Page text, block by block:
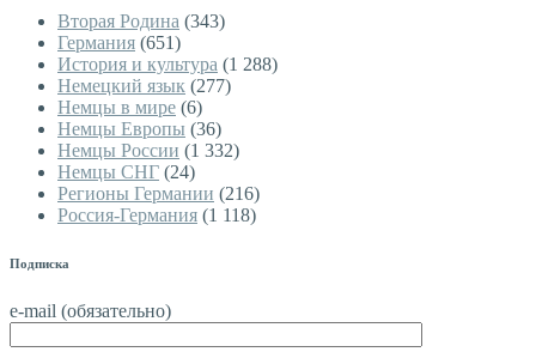
Вторая Родина (343)
Германия (651)
История и культура (1 288)
Немецкий язык (277)
Немцы в мире (6)
Немцы Европы (36)
Немцы России (1 332)
Немцы СНГ (24)
Регионы Германии (216)
Россия-Германия (1 118)
Подписка
e-mail (обязательно)